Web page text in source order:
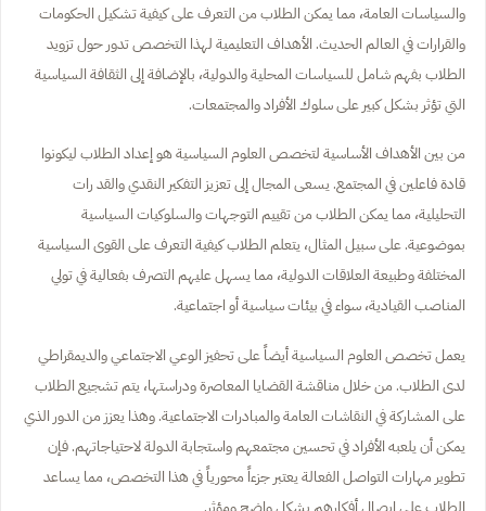
والسياسات العامة، مما يمكن الطلاب من التعرف على كيفية تشكيل الحكومات
والقرارات في العالم الحديث. الأهداف التعليمية لهذا التخصص تدور حول تزويد
الطلاب بفهم شامل للسياسات المحلية والدولية، بالإضافة إلى الثقافة السياسية
التي تؤثر بشكل كبير على سلوك الأفراد والمجتمعات.
من بين الأهداف الأساسية لتخصص العلوم السياسية هو إعداد الطلاب ليكونوا
قادة فاعلين في المجتمع. يسعى المجال إلى تعزيز التفكير النقدي والقد رات
التحليلية، مما يمكن الطلاب من تقييم التوجهات والسلوكيات السياسية
بموضوعية. على سبيل المثال، يتعلم الطلاب كيفية التعرف على القوى السياسية
المختلفة وطبيعة العلاقات الدولية، مما يسهل عليهم التصرف بفعالية في تولي
المناصب القيادية، سواء في بيئات سياسية أو اجتماعية.
يعمل تخصص العلوم السياسية أيضاً على تحفيز الوعي الاجتماعي والديمقراطي
لدى الطلاب. من خلال مناقشة القضايا المعاصرة ودراستها، يتم تشجيع الطلاب
على المشاركة في النقاشات العامة والمبادرات الاجتماعية. وهذا يعزز من الدور الذي
يمكن أن يلعبه الأفراد في تحسين مجتمعهم واستجابة الدولة لاحتياجاتهم. فإن
تطوير مهارات التواصل الفعالة يعتبر جزءاً محورياً في هذا التخصص، مما يساعد